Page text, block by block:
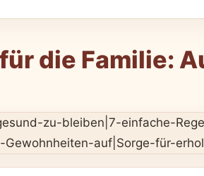
die Familie: